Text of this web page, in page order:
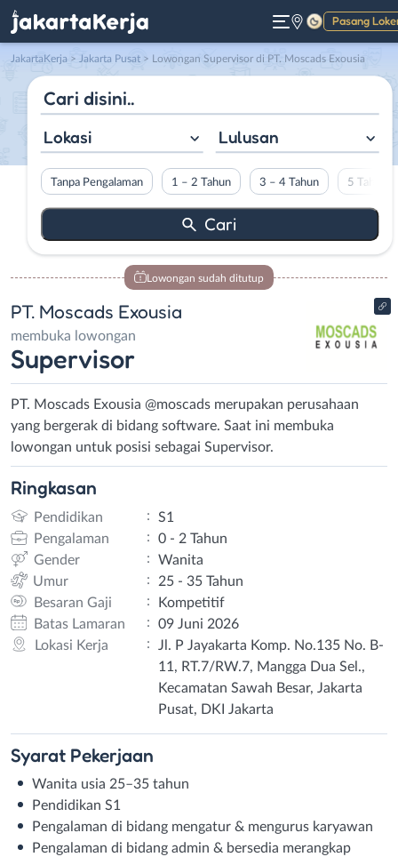
Pasang
Gelap
JakartaKerja > Jakarta Pusat > Lowongan Supervisor di PT. Moscads Exousia
Lokasi Lulusan
Tanpa Pengalaman 1 – 2 Tahun 3 – 4 Tahun 5 Tahun
Lowongan sudah ditutup
PT. Moscads Exousia
membuka lowongan
Supervisor
PT. Moscads Exousia @moscads merupakan perusahaan
yang bergerak di bidang software. Saat ini membuka
lowongan untuk posisi sebagai Supervisor.
Ringkasan
Pendidikan :
S1
Pengalaman
:
0 - 2 Tahun
Gender
:
Wanita
Umur
:
25 - 35 Tahun
Besaran Gaji
:
Kompetitif
Batas Lamaran
:
09 Juni 2026
Lokasi Kerja
:
Jl. P Jayakarta Komp. No.135 No. B-
11, RT.7/RW.7, Mangga Dua Sel.,
Kecamatan Sawah Besar, Jakarta
Pusat, DKI Jakarta
Syarat Pekerjaan
Wanita usia 25–35 tahun
Pendidikan S1
Pengalaman di bidang mengatur & mengurus karyawan
Pengalaman di bidang admin & bersedia merangkap